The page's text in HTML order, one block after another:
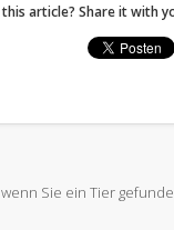
article? Share it with
Sie ein Tier